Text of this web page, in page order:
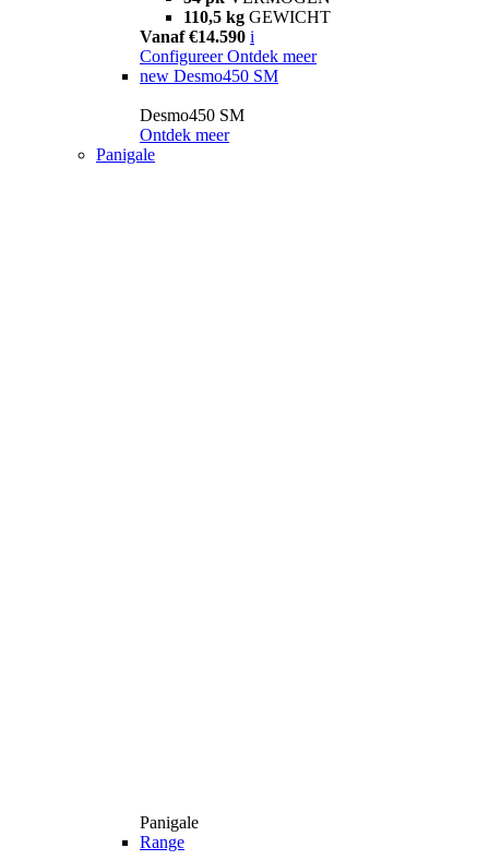
110,5 kg GEWICHT
Vanaf €14.590 i
Configureer Ontdek meer
new Desmo450 SM
Desmo450 SM
Ontdek meer
Panigale
Panigale
Range